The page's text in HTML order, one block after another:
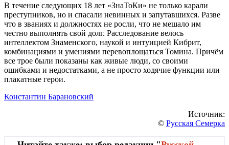
В течение следующих 18 лет «ЗнаТоКи» не только карали
преступников, но и спасали невинных и запутавшихся. Разве
что в званиях и должностях не росли, что не мешало им
честно выполнять свой долг. Расследование велось
интеллектом Знаменского, наукой и интуицией Кибрит,
комбинациями и умениями перевоплощаться Томина. Причём
все трое были показаны как живые люди, со своими
ошибками и недостатками, а не просто ходячие функции или
плакатные герои.
Константин Барановский
Источник:
© Русская Семерка